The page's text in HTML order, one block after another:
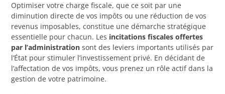
Optimiser votre charge fiscale, que ce soit par une
diminution directe de vos impôts ou une réduction de vos
revenus imposables, constitue une démarche stratégique
essentielle pour chacun. Les incitations fiscales offertes
par l’administration sont des leviers importants utilisés par
l’État pour stimuler l’investissement privé. En décidant de
l’affectation de vos impôts, vous prenez un rôle actif dans la
gestion de votre patrimoine.